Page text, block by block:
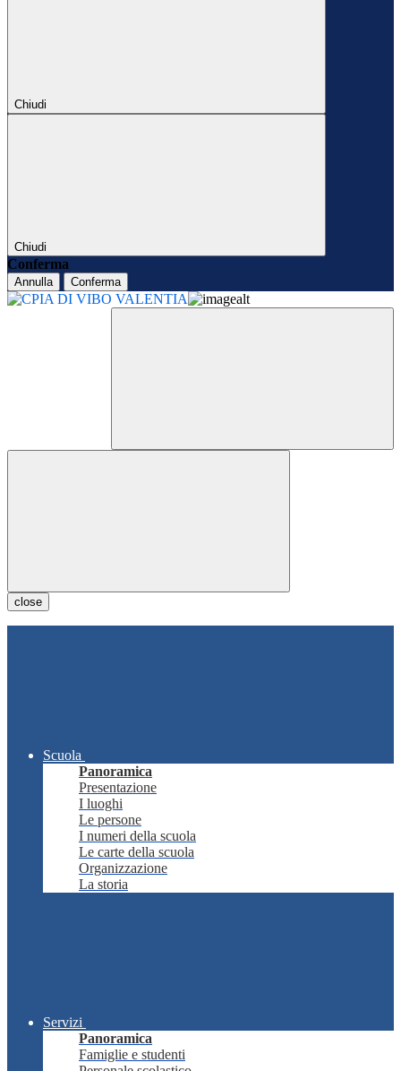
Chiudi
Chiudi
Conferma
Annulla Conferma
close
Scuola
Panoramica
Presentazione
I luoghi
Le persone
I numeri della scuola
Le carte della scuola
Organizzazione
La storia
Servizi
Panoramica
Famiglie e studenti